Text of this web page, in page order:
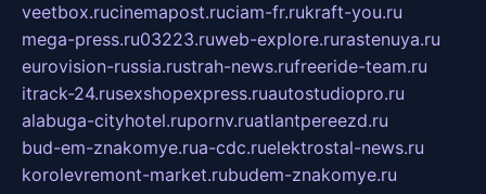
veetbox.rucinemapost.ruciam-fr.rukraft-you.ru
mega-press.ru03223.ruweb-explore.rurastenuya.ru
eurovision-russia.rustrah-news.rufreeride-team.ru
itrack-24.rusexshopexpress.ruautostudiopro.ru
alabuga-cityhotel.rupornv.ruatlantpereezd.ru
bud-em-znakomye.rua-cdc.ruelektrostal-news.ru
korolevremont-market.rubudem-znakomye.ru